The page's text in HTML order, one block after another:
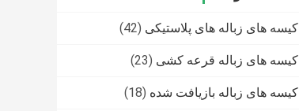
کیسه های زباله های پلاستیکی (42)
کیسه های زباله قرعه کشی (23)
کیسه های زباله بازیافت شده (18)